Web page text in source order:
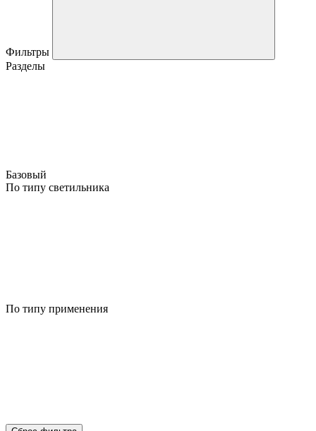
Фильтры
Разделы
Базовый
По типу светильника
По типу применения